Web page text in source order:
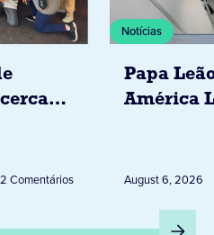
Comentários
Notícias
Papa
América
Peru
August 6, 2026